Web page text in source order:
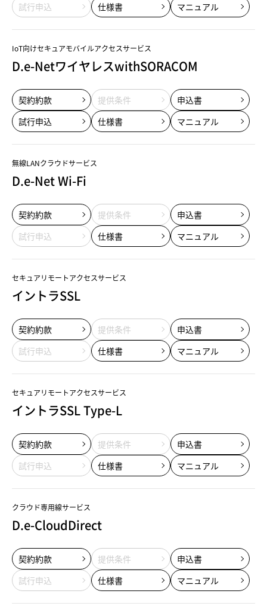
試行申込
仕様書 マニュアル
IoT向けセキュアモバイルアクセスサービス
D.e-NetワイヤレスwithSORACOM
契約約款 提供条件
申込書
試行申込
仕様書 マニュアル
無線LANクラウドサービス
D.e-Net Wi-Fi
契約約款 提供条件
申込書
試行申込
仕様書 マニュアル
セキュアリモートアクセスサービス
イントラSSL
契約約款 提供条件
申込書
試行申込
仕様書 マニュアル
セキュアリモートアクセスサービス
イントラSSL Type-L
契約約款 提供条件
申込書
試行申込
仕様書 マニュアル
クラウド専用線サービス
D.e-CloudDirect
契約約款 提供条件
申込書
試行申込
仕様書 マニュアル